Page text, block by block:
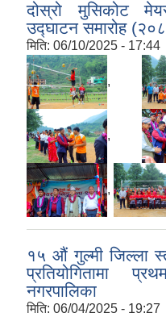
दोस्रो मुसिकोट
उद्घाटन समारोह
मिति: 06/10/2025 - 17:44
,
,
,
१५ ‌औं गुल्मी जिल्ला
प्रतियोगितामा
नगरपालिका
मिति: 06/04/2025 - 19:27